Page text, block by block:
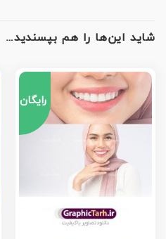
شاید این‌ها را هم بپسندید…
رایگان